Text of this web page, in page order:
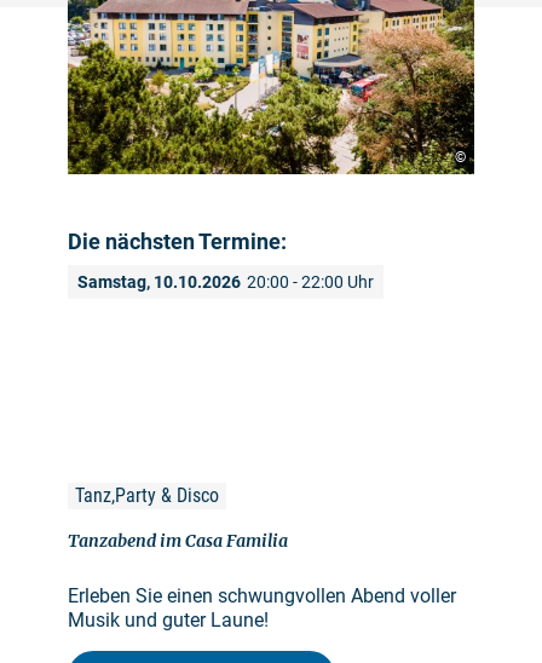
©
Die nächsten Termine:
Samstag, 10.10.2026 20:00 - 22:00 Uhr
Tanz,Party & Disco
Tanzabend im Casa Familia
Erleben Sie einen schwungvollen Abend voller
Musik und guter Laune!